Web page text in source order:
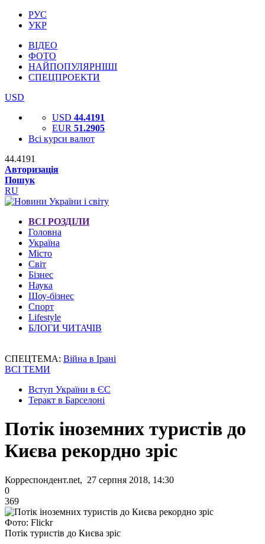
РУС
УКР
ВІДЕО
ФОТО
НАЙПОПУЛЯРНІШІ
СПЕЦПРОЕКТИ
USD
USD 44.4191
EUR 51.2905
Всі курси валют
44.4191
Авторизація
Пошук
RU
ВСІ РОЗДІЛИ
Головна
Україна
Місто
Світ
Бізнес
Наука
Шоу-бізнес
Спорт
Lifestyle
БЛОГИ ЧИТАЧІВ
СПЕЦТЕМА: Війна в Ірані
ВСІ ТЕМИ
Вступ України в ЄС
Теракт в Барселоні
Потік іноземних туристів до
Києва рекордно зріс
Корреспондент.net, 27 серпня 2018, 14:30
0
369
Фото: Flickr
Потік туристів до Києва зріс